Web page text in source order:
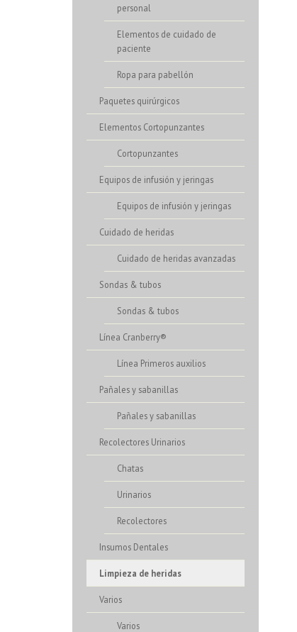
personal
Elementos de cuidado de
paciente
Ropa para pabellón
Paquetes quirúrgicos
Elementos Cortopunzantes
Cortopunzantes
Equipos de infusión y jeringas
Equipos de infusión y jeringas
Cuidado de heridas
Cuidado de heridas avanzadas
Sondas & tubos
Sondas & tubos
Línea Cranberry®
Línea Primeros auxilios
Pañales y sabanillas
Pañales y sabanillas
Recolectores Urinarios
Chatas
Urinarios
Recolectores
Insumos Dentales
Limpieza de heridas
Varios
Varios